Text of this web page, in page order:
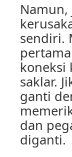
sendiri.
koneksi
saklar.
ganti
dan
diganti.